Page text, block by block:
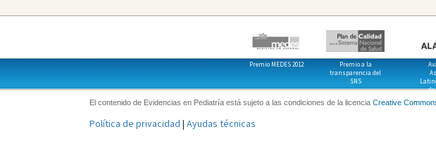
Premio MEDES 2012
Premio a la
transparencia del
SNS
de
El contenido de Evidencias en Pediatría está sujeto a las condiciones de la licencia Creative
Política de privacidad | Ayudas técnicas